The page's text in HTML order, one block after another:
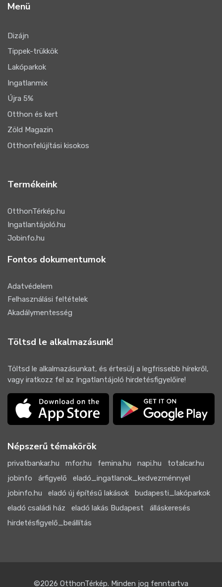
Menü
Dizájn
Tippek-trükkök
Lakóparkok
Ingatlanmix
Újra 5%
Otthon és kert
Zöld Magazin
Otthonfelújítási kisokos
Termékeink
OtthonTérkép.hu
Ingatlantájoló.hu
Jobinfo.hu
Fontos dokumentumok
Adatvédelem
Felhasználási feltételek
Akadálymentesség
Töltsd le alkalmazásunk!
Töltsd le alkalmazásunkat, és értesülj a legfrissebb hírekről,
vagy iratkozz fel az Ingatlantájoló hirdetésfigyelőire!
Népszerű témakörök
privatbankar.hu mfor.hu femina.hu napi.hu
totalcar.hu
jobinfo
árfigyelő
eladó_ingatlanok_kedvezménnyel
jobinfo.hu
eladó új építésű lakások
budapesti_lakóparkok
eladó családi ház
eladó lakás Budapest
álláskeresés
hirdetésfigyelő_beállítás
©2026 OtthonTérkép. Minden jog fenntartva